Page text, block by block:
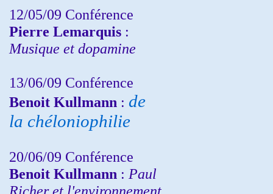
12/05/09 Conférence
Pierre Lemarquis :
Musique et dopamine
13/06/09 Conférence
Benoit Kullmann : de
la chéloniophilie
20/06/09 Conférence
Benoit Kullmann : Paul
Richer et l'environnement